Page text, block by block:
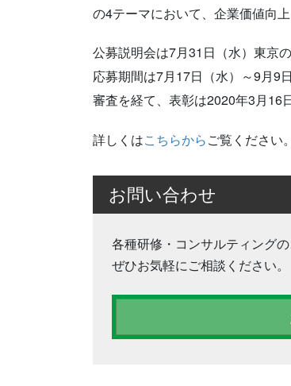
の4テーマにおいて、企業価値向
公募説明会は7月31日（水）東京の
応募期間は7月17日（水）～9月9
審査を経て、表彰は2020年3月16
詳しくはこちらからご覧ください。
お問い合わせ
各種研修・コンサルティング
ぜひお気軽にご相談ください。